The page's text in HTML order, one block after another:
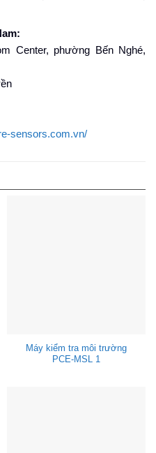
Center, phường Bến Nghé,
sensors.com.vn/
Máy kiểm tra môi trường
PCE-MSL 1